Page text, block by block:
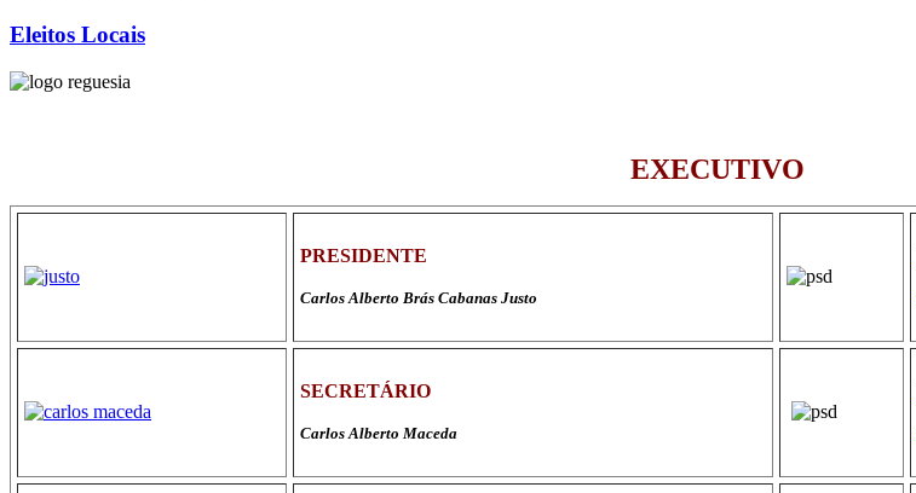
Eleitos Locais
EXECUTIVO
PRESIDENTE
Carlos Alberto Brás Cabanas Justo
SECRETÁRIO
Carlos Alberto Maceda